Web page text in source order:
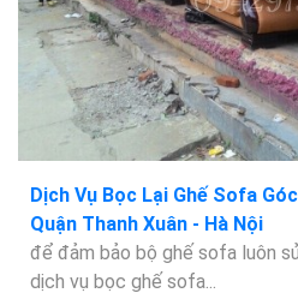
Dịch Vụ Bọc Lại Ghế Sofa
Quận Thanh Xuân - Hà Nội
để đảm bảo bộ ghế sofa luôn
dịch vụ bọc ghế sofa...